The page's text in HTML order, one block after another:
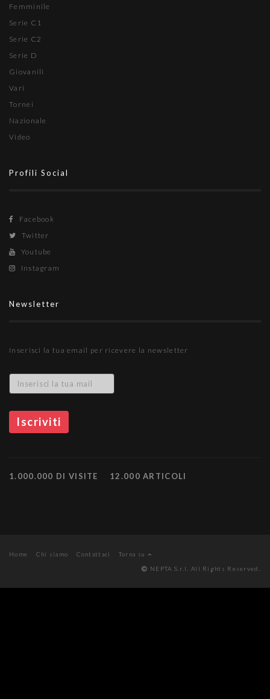
Femminile
Serie C1
Serie C2
Serie D
Giovanili
Vari
Tornei
Nazionale
Video
Profili Social
Facebook
Twitter
Youtube
Instagram
Newsletter
Inserisci la tua email per ricevere la newsletter
1.000.000 DI VISITE 12.000 ARTICOLI
Home Chi siamo Contattaci
Torna su
NEPTA S.r.l. All Rights Reserved.